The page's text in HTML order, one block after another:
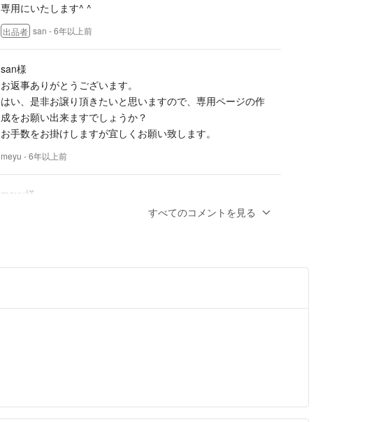
専用にいたします^ ^
出品者 san - 6年以上前
san様
お返事ありがとうございます。
はい、是非お譲り頂きたいと思いますので、専用ページの作
成をお願い出来ますでしょうか？
お手数をお掛けしますが宜しくお願い致します。
meyu - 6年以上前
meyu様
6300円まで是非お値下げさせて頂きます！^ ^すべてのコメントを見る